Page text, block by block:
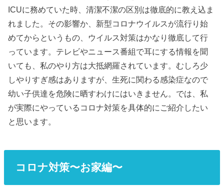
ICUに務めていた時、清潔不潔の区別は徹底的に教え込ま
れました。その影響か、新型コロナウイルスが流行り始
めてからというもの、ウイルス対策はかなり徹底して行
っています。テレビやニュース番組で耳にする情報を聞
いても、私のやり方は大抵網羅されています。むしろ少
しやりすぎ感はありますが、生死に関わる感染症なので
幼い子供達を危険に晒すわけにはいきません。では、私
が実際にやっているコロナ対策を具体的にご紹介したい
と思います。
コロナ対策〜お家編〜